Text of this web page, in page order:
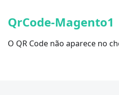
QrCode-Magento1
O QR Code não aparece no